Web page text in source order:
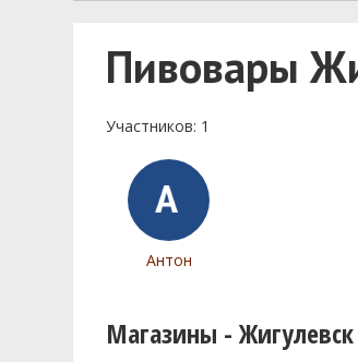
Пивовары
Участников: 1
Антон
Магазины - Жигулевск